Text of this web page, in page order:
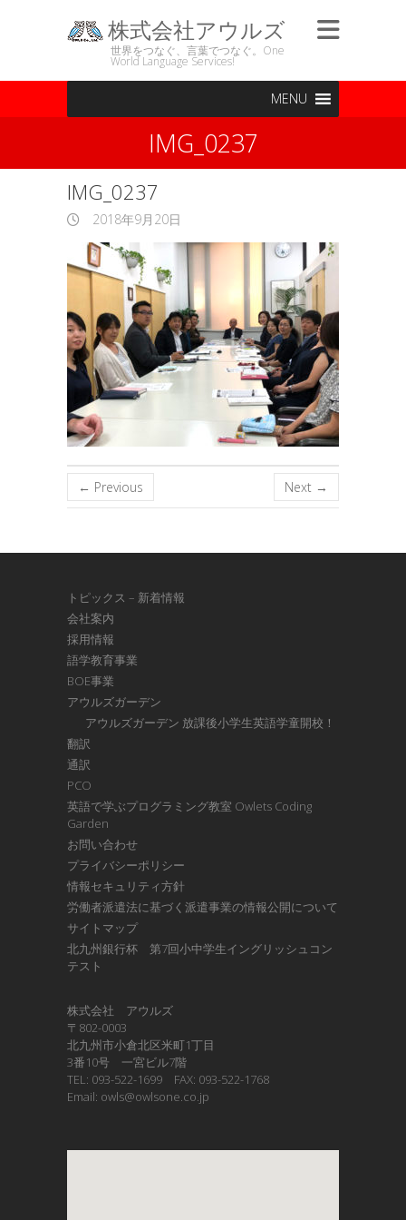
株式会社アウルズ
世界をつなぐ、言葉でつなぐ。One
World Language Services!
MENU
IMG_0237
IMG_0237
2018年9月20日
← Previous Next →
トピックス – 新着情報
会社案内
採用情報
語学教育事業
BOE事業
アウルズガーデン
アウルズガーデン 放課後小学生英語学童開校！
翻訳
通訳
PCO
英語で学ぶプログラミング教室 Owlets Coding
Garden
お問い合わせ
プライバシーポリシー
情報セキュリティ方針
労働者派遣法に基づく派遣事業の情報公開について
サイトマップ
北九州銀行杯 第7回小中学生イングリッシュコン
テスト
株式会社 アウルズ
〒802-0003
北九州市小倉北区米町1丁目
3番10号 一宮ビル7階
TEL: 093-522-1699 FAX: 093-522-1768
Email: owls@owlsone.co.jp